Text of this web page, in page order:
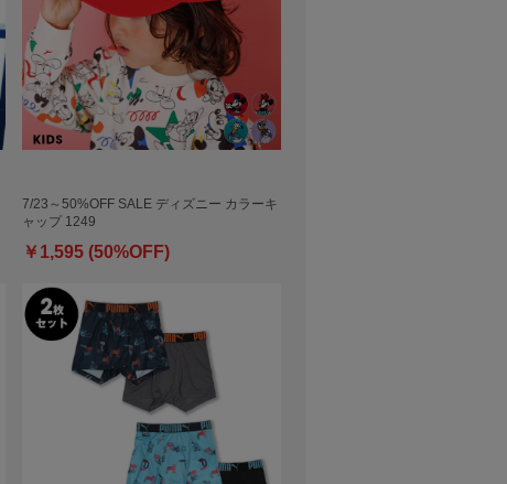
7/23～50%OFF SALE ディズニー カラーキ
ャップ 1249
￥1,595 (50%OFF)